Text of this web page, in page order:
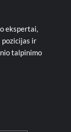
ekspertai,
ir
talpinimo